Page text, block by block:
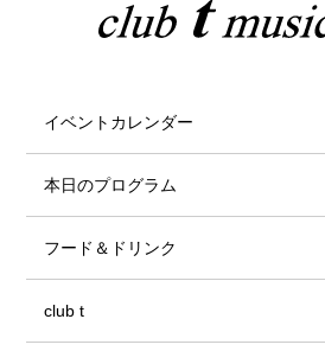
イベントカレンダー
本日のプログラム
フード＆ドリンク
club t